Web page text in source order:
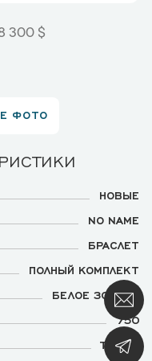
300 $
ФОТО
НОВЫЕ
NO NAME
БРАСЛЕТ
ПОЛНЫЙ КОМПЛЕКТ
БЕЛОЕ ЗОЛОТО
750
TENNIS